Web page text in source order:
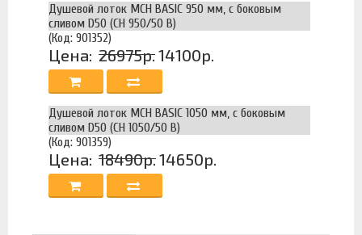
Душевой лоток MCH BASIC 950 мм, с боковым
сливом D50 (CH 950/50 B)
(Код: 901352)
Цена: 26975р.14100р.
Душевой лоток MCH BASIC 1050 мм, с боковым
сливом D50 (CH 1050/50 B)
(Код: 901359)
Цена: 18490р.14650р.